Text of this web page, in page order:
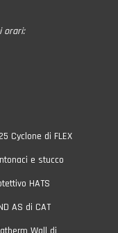
orari:
Cyclone di FLEX
e stucco
HATS
AS di CAT